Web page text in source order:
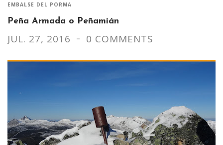
EMBALSE DEL PORMA
Peña Armada o Peñamián
JUL. 27, 2016 0 COMMENTS